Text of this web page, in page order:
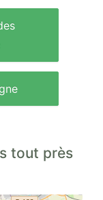
tout près